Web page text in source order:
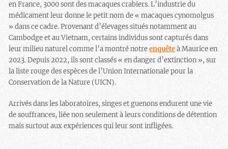
en France, 3000 sont des macaques crabiers. L’industrie du
médicament leur donne le petit nom de « macaques cynomolgus
» dans ce cadre. Provenant d’élevages situés notamment au
Cambodge et au Vietnam, certains individus sont capturés dans
leur milieu naturel comme l’a montré notreenquête à Maurice en
2023.Depuis 2022, ils sont classés « en danger d’extinction », sur
la liste rouge des espèces de l’Union Internationale pour la
Conservation de la Nature (UICN).
Arrivés dans les laboratoires, singes et guenons endurent une vie
de souffrances, liée non seulement à leurs conditions de détention
mais surtout aux expériences qui leur sont infligées.